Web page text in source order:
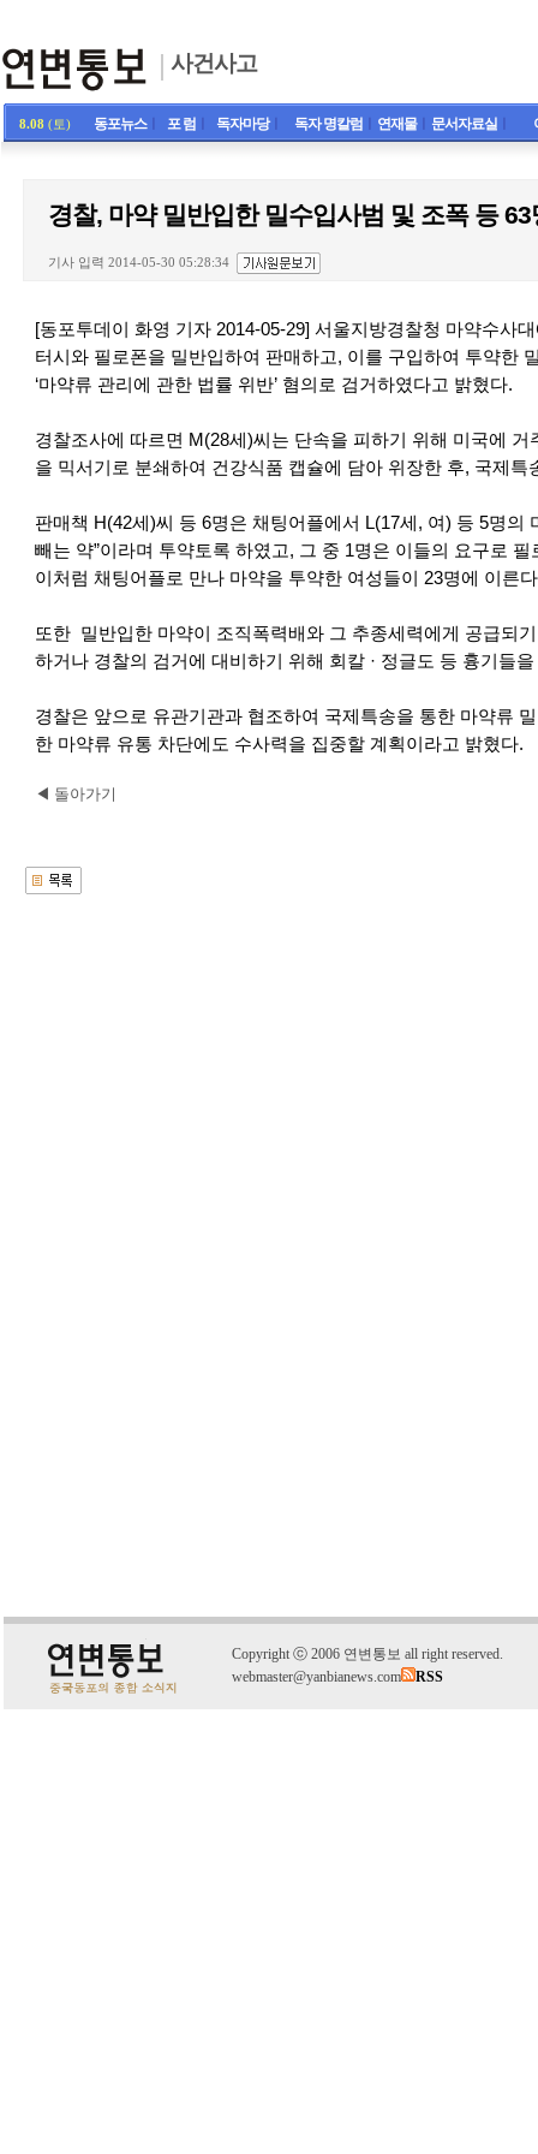
사건사고
8.08 (토) 동포뉴스ㅣ 포 럼 독자마당ㅣ 독자 명칼럼 연재물ㅣ 문서자료실
경찰, 마약 밀반입한 밀수입사범 및 조폭 등 63
기사 입력 2014-05-30 05:28:34
[동포투데이 화영 기자 2014-05-29] 서울지방경찰청 마약수사
터시와 필로폰을 밀반입하여 판매하고, 이를 구입하여 투약한
‘마약류 관리에 관한 법률 위반’ 혐의로 검거하였다고 밝혔다.
경찰조사에 따르면 M(28세)씨는 단속을 피하기 위해 미국에
을 믹서기로 분쇄하여 건강식품 캡슐에 담아 위장한 후, 국제
판매책 H(42세)씨 등 6명은 채팅어플에서 L(17세, 여) 등 5명의
빼는 약”이라며 투약토록 하였고, 그 중 1명은 이들의 요구로
이처럼 채팅어플로 만나 마약을 투약한 여성들이 23명에 이른
또한 밀반입한 마약이 조직폭력배와 그 추종세력에게 공급되
하거나 경찰의 검거에 대비하기 위해 회칼 · 정글도 등 흉기들
경찰은 앞으로 유관기관과 협조하여 국제특송을 통한 마약류
한 마약류 유통 차단에도 수사력을 집중할 계획이라고 밝혔다.
◀ 돌아가기
Copyright ⓒ 2006 연변통보 all right reserved.
webmaster@yanbianews.com
RSS